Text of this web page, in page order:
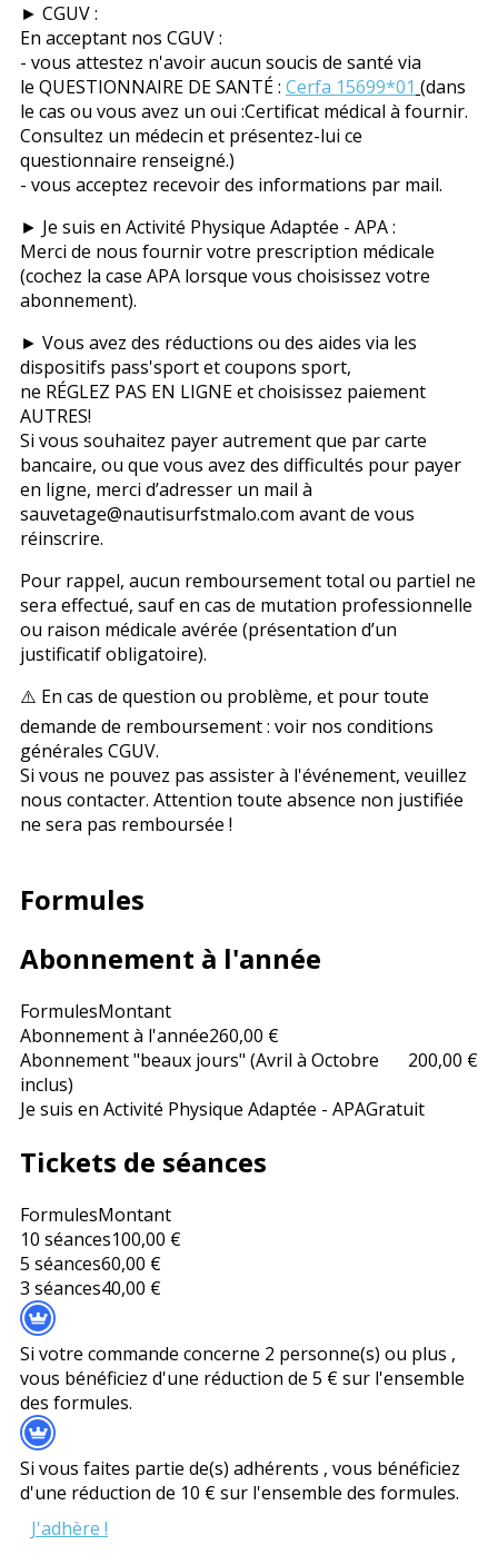
► CGUV :
En acceptant nos CGUV :
- vous attestez n'avoir aucun soucis de santé via
le QUESTIONNAIRE DE SANTÉ : Cerfa 15699*01 (dans
le cas ou vous avez un oui :Certificat médical à fournir.
Consultez un médecin et présentez-lui ce
questionnaire renseigné.)
- vous acceptez recevoir des informations par mail.
► Je suis en Activité Physique Adaptée - APA :
Merci de nous fournir votre prescription médicale
(cochez la case APA lorsque vous choisissez votre
abonnement).
► Vous avez des réductions ou des aides via les
dispositifs pass'sport et coupons sport,
ne RÉGLEZ PAS EN LIGNE et choisissez paiement
AUTRES!
Si vous souhaitez payer autrement que par carte
bancaire, ou que vous avez des difficultés pour payer
en ligne, merci d’adresser un mail à
sauvetage@nautisurfstmalo.com avant de vous
réinscrire.
Pour rappel, aucun remboursement total ou partiel ne
sera effectué, sauf en cas de mutation professionnelle
ou raison médicale avérée (présentation d’un
justificatif obligatoire).
⚠️ En cas de question ou problème, et pour toute
demande de remboursement : voir nos conditions
générales CGUV.
Si vous ne pouvez pas assister à l'événement, veuillez
nous contacter. Attention toute absence non justifiée
ne sera pas remboursée !
Formules
Abonnement à l'année
FormulesMontant
Abonnement à l'année260,00 €
Abonnement "beaux jours" (Avril à Octobre
inclus)
200,00 €
Je suis en Activité Physique Adaptée - APAGratuit
Tickets de séances
FormulesMontant
10 séances100,00 €
5 séances60,00 €
3 séances40,00 €
Si votre commande concerne 2 personne(s) ou plus ,
vous bénéficiez d'une réduction de 5 € sur l'ensemble
des formules.
Si vous faites partie de(s) adhérents , vous bénéficiez
d'une réduction de 10 € sur l'ensemble des formules.
J'adhère !